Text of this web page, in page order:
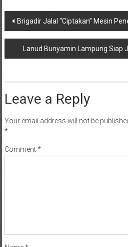
Post
navigation
Brigadir Jalal “Ciptakan” Mesin
Lanud Bunyamin Lampung Siap
Leave a Reply
Your email address will not be
*
Comment*